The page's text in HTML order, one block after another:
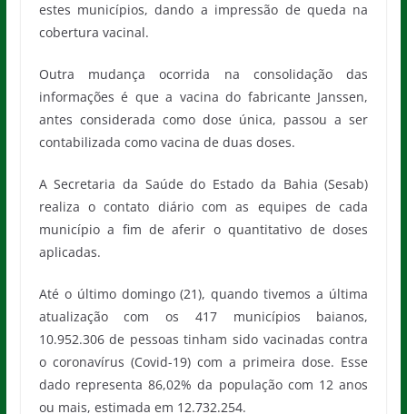
estes municípios, dando a impressão de queda na
cobertura vacinal.
Outra mudança ocorrida na consolidação das
informações é que a vacina do fabricante Janssen,
antes considerada como dose única, passou a ser
contabilizada como vacina de duas doses.
A Secretaria da Saúde do Estado da Bahia (Sesab)
realiza o contato diário com as equipes de cada
município a fim de aferir o quantitativo de doses
aplicadas.
Até o último domingo (21), quando tivemos a última
atualização com os 417 municípios baianos,
10.952.306 de pessoas tinham sido vacinadas contra
o coronavírus (Covid-19) com a primeira dose. Esse
dado representa 86,02% da população com 12 anos
ou mais, estimada em 12.732.254.